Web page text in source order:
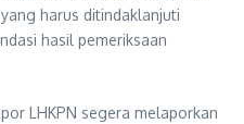
harus ditindaklanjuti
hasil pemeriksaan
LHKPN segera melaporkan